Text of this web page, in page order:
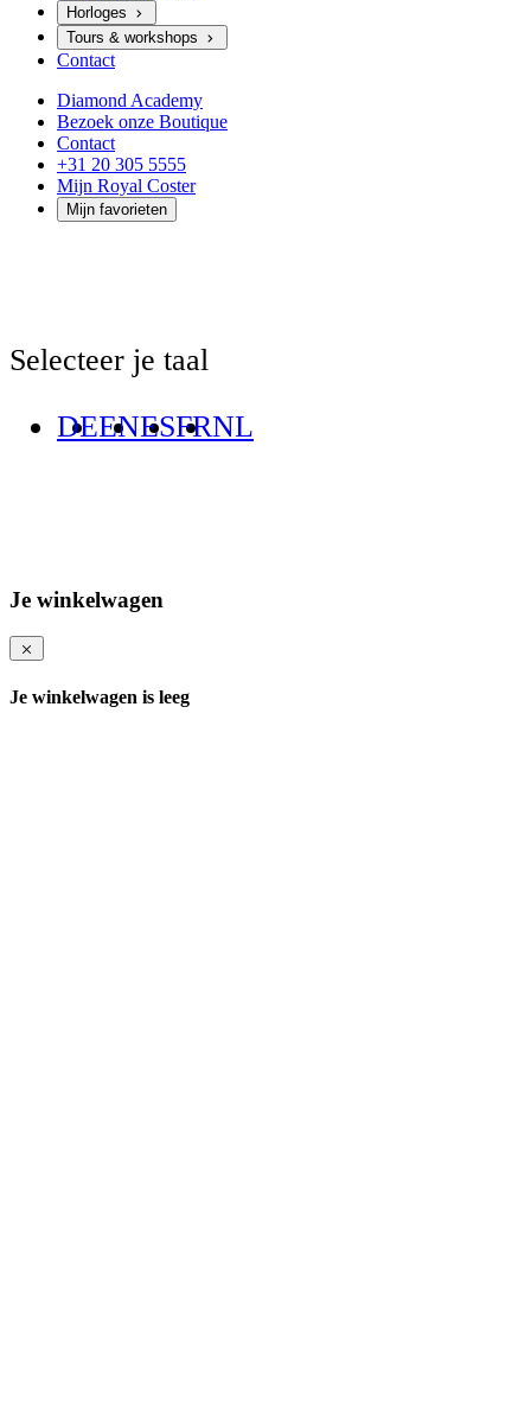
Horloges
Tours & workshops
Contact
Diamond Academy
Bezoek onze Boutique
Contact
+31 20 305 5555
Mijn Royal Coster
Mijn favorieten
Selecteer je taal
DEENESFRNL
Je winkelwagen
Je winkelwagen is leeg